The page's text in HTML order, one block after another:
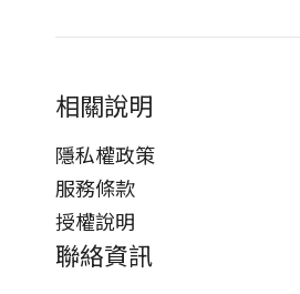
相關說明
隱私權政策
服務條款
授權說明
聯絡資訊